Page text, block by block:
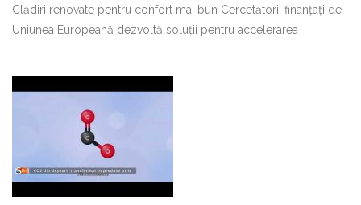
Clădiri renovate pentru confort mai bun Cercetătorii finanțați de
Uniunea Europeană dezvoltă soluții pentru accelerarea